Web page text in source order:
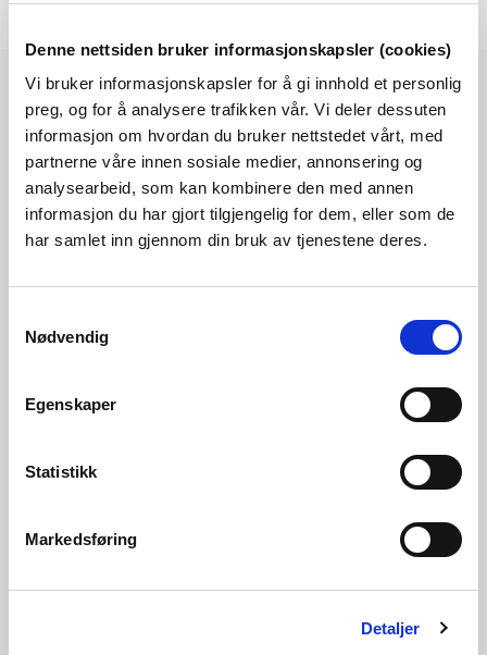
Denne nettsiden bruker informasjonskapsler (cookies)
Vi bruker informasjonskapsler for å gi innhold et personlig
preg, og for å analysere trafikken vår. Vi deler dessuten
informasjon om hvordan du bruker nettstedet vårt, med
partnerne våre innen sosiale medier, annonsering og
analysearbeid, som kan kombinere den med annen
informasjon du har gjort tilgjengelig for dem, eller som de
har samlet inn gjennom din bruk av tjenestene deres.
Nødvendig
Egenskaper
Statistikk
Markedsføring
Detaljer
Les også